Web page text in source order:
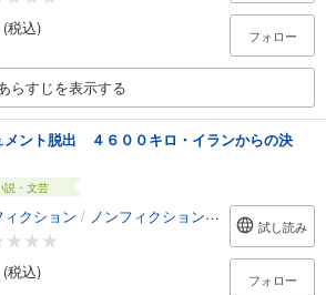
税込)
フォロー
らすじを表示する
メント脱出 ４６００キロ・イランからの決
説・文芸
ィクション / ノンフィクション・ドキュメンタリー
税込)
試し読み
フォロー